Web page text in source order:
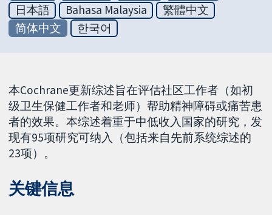
日本語
Bahasa Malaysia
繁體中文
简体中文
한국어
本Cochrane更新综述旨在评估社区工作者（如初
级卫生保健工作者和老师）帮助精神障碍或痛苦患
者的效果。本综述着重于中低收入国家的研究，发
现有95项研究可纳入（包括来自先前系统综述的
23项）。
关键信息